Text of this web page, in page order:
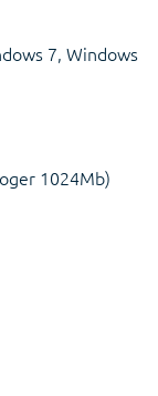
7, Windows
1024Mb)